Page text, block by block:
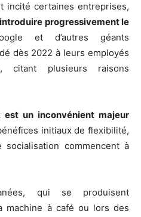
incité certaines entreprises,
progressivement le
et d’autres géants
dès 2022 à leurs employés
plusieurs raisons
est un inconvénient majeur
initiaux de flexibilité,
commencent à
qui se produisent
machine à café ou lors des